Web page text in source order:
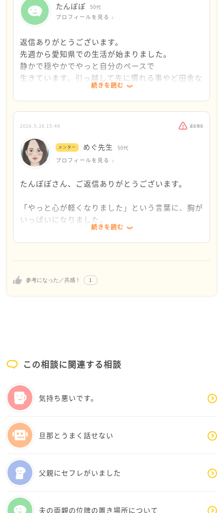
母の日のプレゼントが無いなど、
たんぽぽさんのことは傷つけても
突きつけてくる…
私の個人的な考えとしては、
たんぽぽさんは勇気を持って、
ご実家を出て、今後積極的な関係を
取らず距離を置いた方が良いと思います。
お引越しをされるとのことで
距離は取れることになるのでしょうか、
もしそうなら、
連絡なども今後控えても良いのでは
たんぽぽさんの
お母様に対する気持ちは
枯れ果ててしまっておられます。
あくまでも、
感じ、急ぎ投稿させていただきました。
まずお伝えしたいのは、「早く解放されたい」「距離
ん。
それは、たんぽぽさんが自分の心を守ろうとしている
反応でもあります。
また、「私のような人はいるのでしょうか」という問
いですが、同じように、親から長年傷つけられながら
育ち、大人になっても苦しみ続けている方は実際にた
くさんいます。
特に、外では良い親に見えたり、「子どものために生
きてきた」と語る親ほど、子ども側が罪悪感を抱えや
すく、自分の苦しさを否定してしまうことがありま
す。
そして今、愛知県へ引っ越しされることは、とても大
きな一歩だと思います。
か。
なり変わってきます。
また、今は長年の緊張状態で、「怒られないように」
「責められないように」と心が常に構えている状態か
もしれません。
なので、引っ越し後しばらくは、何かを頑張るより、
「安心して眠れる」「怒鳴り声がない」環境に心を慣
らす時間が必要だと思います。
たんぽぽさんは、52年間ずっと耐え続けてこられまし
た。
参考になった／共感！ 1
たんぽぽ 50代
プロフィールを見る
返信ありがとうございます。
先週から愛知県での生活が始まりました。
静かで穏やかでやっと自分のペースで
生きています。引っ越して先に慣れる事やど田舎な
ので、生活の不安色々あるけど，
そんなことより、毎日毎日耳を塞ぎたくなる不満、
小言、怒り、文句がないこと。常に私を見ている視
線がない事。もうやっと心が軽くなりました。母と
の関係性は今は修復できるか分かりません。でも、
とにかく今を心穏やかにに楽しく生きてみます。ご
返信ありがとうございました。
続きを読む
2026.5.26 15:48 違反報告
メンター めぐ先生 50代
プロフィールを見る
たんぽぽさん、ご返信ありがとうございます。
「やっと心が軽くなりました」という言葉に、胸が
いっぱいになりました。
本当によく頑張ってこられましたね。
続きを読む
この相談に関連する相談
気持ち悪いです。
旦那とうまく話せない
父親にセフレがいました
夫の両親の位牌の置き場所について